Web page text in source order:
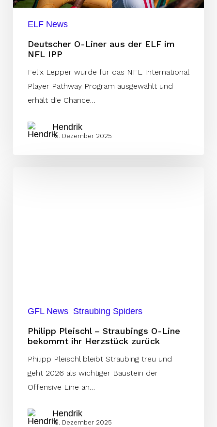
NFL
ELF News
Deutscher O-Liner aus der ELF im
NFL IPP
Felix Lepper wurde für das NFL International
Player Pathway Program ausgewählt und
erhält die Chance…
Hendrik
15. Dezember 2025
GFL News Straubing Spiders
Philipp Pleischl – Straubings O-Line
bekommt ihr Herzstück zurück
Philipp Pleischl bleibt Straubing treu und
geht 2026 als wichtiger Baustein der
Offensive Line an…
Hendrik
15. Dezember 2025